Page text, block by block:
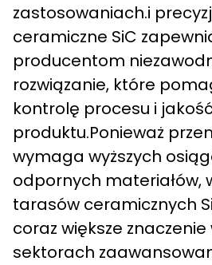
zastosowaniach.i
ceramiczne SiC
producentom
rozwiązanie, które
kontrolę procesu i jakość
produktu.Ponieważ
wymaga wyższych
odpornych materiałów,
tarasów ceramicznych
coraz większe znaczenie
sektorach